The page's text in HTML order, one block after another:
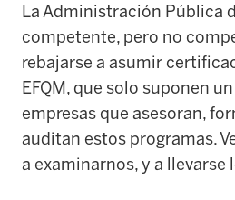
La Administración Pública
competente, pero no
rebajarse a asumir
EFQM, que solo suponen
empresas que asesoran,
auditan estos programas.
a examinarnos, y a